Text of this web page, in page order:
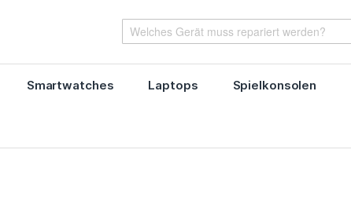
Smartwatches Laptops Spielkonsolen